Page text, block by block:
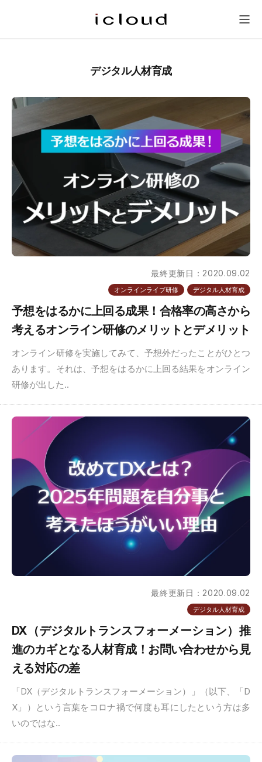
デジタル人材育成
最終更新日：2020.09.02
オンラインライブ研修 デジタル人材育成
予想をはるかに上回る成果！合格率の高さから
考えるオンライン研修のメリットとデメリット
オンライン研修を実施してみて、予想外だったことがひとつ
あります。それは、予想をはるかに上回る結果をオンライン
研修が出した..
最終更新日：2020.09.02
デジタル人材育成
DX（デジタルトランスフォーメーション）推
進のカギとなる人材育成！お問い合わせから見
える対応の差
「DX（デジタルトランスフォーメーション）」（以下、「D
X」）という言葉をコロナ禍で何度も耳にしたという方は多
いのではな..
新人研修 会社概要 問い合わせ メニュー